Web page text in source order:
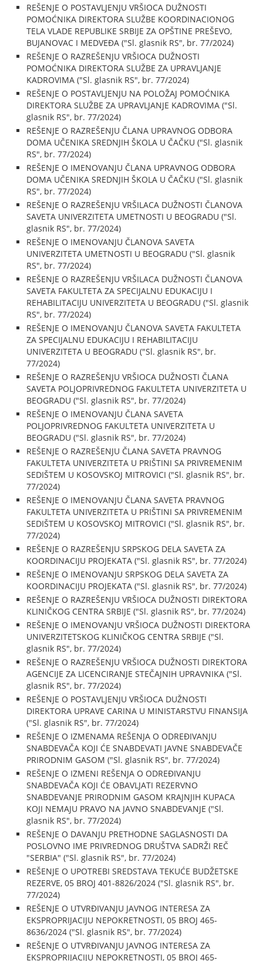
REŠENJE O POSTAVLJENJU VRŠIOCA DUŽNOSTI
POMOĆNIKA DIREKTORA SLUŽBE KOORDINACIONOG
TELA VLADE REPUBLIKE SRBIJE ZA OPŠTINE PREŠEVO,
BUJANOVAC I MEDVEĐA ("Sl. glasnik RS", br. 77/2024)
REŠENJE O RAZREŠENJU VRŠIOCA DUŽNOSTI
POMOĆNIKA DIREKTORA SLUŽBE ZA UPRAVLJANJE
KADROVIMA ("Sl. glasnik RS", br. 77/2024)
REŠENJE O POSTAVLJENJU NA POLOŽAJ POMOĆNIKA
DIREKTORA SLUŽBE ZA UPRAVLJANJE KADROVIMA ("Sl.
glasnik RS", br. 77/2024)
REŠENJE O RAZREŠENJU ČLANA UPRAVNOG ODBORA
DOMA UČENIKA SREDNJIH ŠKOLA U ČAČKU ("Sl. glasnik
RS", br. 77/2024)
REŠENJE O IMENOVANJU ČLANA UPRAVNOG ODBORA
DOMA UČENIKA SREDNJIH ŠKOLA U ČAČKU ("Sl. glasnik
RS", br. 77/2024)
REŠENJE O RAZREŠENJU VRŠILACA DUŽNOSTI ČLANOVA
SAVETA UNIVERZITETA UMETNOSTI U BEOGRADU ("Sl.
glasnik RS", br. 77/2024)
REŠENJE O IMENOVANJU ČLANOVA SAVETA
UNIVERZITETA UMETNOSTI U BEOGRADU ("Sl. glasnik
RS", br. 77/2024)
REŠENJE O RAZREŠENJU VRŠILACA DUŽNOSTI ČLANOVA
SAVETA FAKULTETA ZA SPECIJALNU EDUKACIJU I
REHABILITACIJU UNIVERZITETA U BEOGRADU ("Sl. glasnik
RS", br. 77/2024)
REŠENJE O IMENOVANJU ČLANOVA SAVETA FAKULTETA
ZA SPECIJALNU EDUKACIJU I REHABILITACIJU
UNIVERZITETA U BEOGRADU ("Sl. glasnik RS", br.
77/2024)
REŠENJE O RAZREŠENJU VRŠIOCA DUŽNOSTI ČLANA
SAVETA POLJOPRIVREDNOG FAKULTETA UNIVERZITETA U
BEOGRADU ("Sl. glasnik RS", br. 77/2024)
REŠENJE O IMENOVANJU ČLANA SAVETA
POLJOPRIVREDNOG FAKULTETA UNIVERZITETA U
BEOGRADU ("Sl. glasnik RS", br. 77/2024)
REŠENJE O RAZREŠENJU ČLANA SAVETA PRAVNOG
FAKULTETA UNIVERZITETA U PRIŠTINI SA PRIVREMENIM
SEDIŠTEM U KOSOVSKOJ MITROVICI ("Sl. glasnik RS", br.
77/2024)
REŠENJE O IMENOVANJU ČLANA SAVETA PRAVNOG
FAKULTETA UNIVERZITETA U PRIŠTINI SA PRIVREMENIM
SEDIŠTEM U KOSOVSKOJ MITROVICI ("Sl. glasnik RS", br.
77/2024)
REŠENJE O RAZREŠENJU SRPSKOG DELA SAVETA ZA
KOORDINACIJU PROJEKATA ("Sl. glasnik RS", br. 77/2024)
REŠENJE O IMENOVANJU SRPSKOG DELA SAVETA ZA
KOORDINACIJU PROJEKATA ("Sl. glasnik RS", br. 77/2024)
REŠENJE O RAZREŠENJU VRŠIOCA DUŽNOSTI DIREKTORA
KLINIČKOG CENTRA SRBIJE ("Sl. glasnik RS", br. 77/2024)
REŠENJE O IMENOVANJU VRŠIOCA DUŽNOSTI DIREKTORA
UNIVERZITETSKOG KLINIČKOG CENTRA SRBIJE ("Sl.
glasnik RS", br. 77/2024)
REŠENJE O RAZREŠENJU VRŠIOCA DUŽNOSTI DIREKTORA
AGENCIJE ZA LICENCIRANJE STEČAJNIH UPRAVNIKA ("Sl.
glasnik RS", br. 77/2024)
REŠENJE O POSTAVLJENJU VRŠIOCA DUŽNOSTI
DIREKTORA UPRAVE CARINA U MINISTARSTVU FINANSIJA
("Sl. glasnik RS", br. 77/2024)
REŠENJE O IZMENAMA REŠENJA O ODREĐIVANJU
SNABDEVAČA KOJI ĆE SNABDEVATI JAVNE SNABDEVAČE
PRIRODNIM GASOM ("Sl. glasnik RS", br. 77/2024)
REŠENJE O IZMENI REŠENJA O ODREĐIVANJU
SNABDEVAČA KOJI ĆE OBAVLJATI REZERVNO
SNABDEVANJE PRIRODNIM GASOM KRAJNJIH KUPACA
KOJI NEMAJU PRAVO NA JAVNO SNABDEVANJE ("Sl.
glasnik RS", br. 77/2024)
REŠENJE O DAVANJU PRETHODNE SAGLASNOSTI DA
POSLOVNO IME PRIVREDNOG DRUŠTVA SADRŽI REČ
"SERBIA" ("Sl. glasnik RS", br. 77/2024)
REŠENJE O UPOTREBI SREDSTAVA TEKUĆE BUDŽETSKE
REZERVE, 05 BROJ 401-8826/2024 ("Sl. glasnik RS", br.
77/2024)
REŠENJE O UTVRĐIVANJU JAVNOG INTERESA ZA
EKSPROPRIJACIJU NEPOKRETNOSTI, 05 BROJ 465-
8636/2024 ("Sl. glasnik RS", br. 77/2024)
REŠENJE O UTVRĐIVANJU JAVNOG INTERESA ZA
EKSPROPRIJACIJU NEPOKRETNOSTI, 05 BROJ 465-